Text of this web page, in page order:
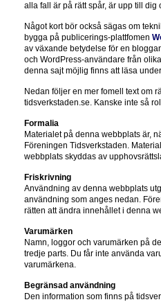
alla fall är på rätt spår, är upp till
Något kort bör också sägas om
bygga på publicerings-plattfomen
av växande betydelse för en
och WordPress-användare från
denna sajt möjlig finns att läsa
Nedan följer en mer fomell text om
tidsverkstaden.se. Kanske inte så
Formalia
Materialet på denna webbplats är,
Föreningen Tidsverkstaden.
webbplats skyddas av
Friskrivning
Användning av denna webbplats
användning som anges nedan.
rätten att ändra innehållet i denna
Varumärken
Namn, loggor och varumärken på
tredje parts. Du får inte använda
varumärkena.
Begränsad användning
Den information som finns på